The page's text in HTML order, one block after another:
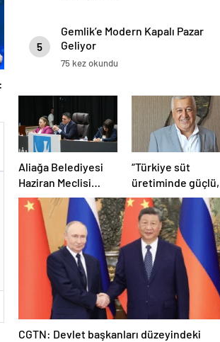
5
Gemlik’e Modern Kapalı Pazar
Geliyor
75 kez okundu
Aliağa Belediyesi
Haziran Meclisi
Toplanıyor
“Türkiye süt
üretiminde güçlü,
ama tüketimde
bilinç şart”
CGTN: Devlet başkanları düzeyindeki